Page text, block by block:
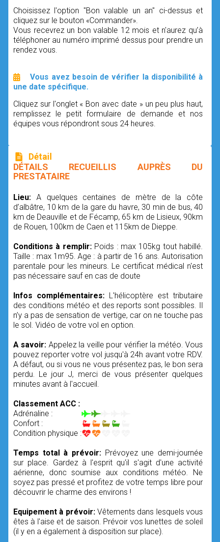
Choisissez l'option "Bon valable un an" ci-dessus et
cliquez sur le bouton «Commander».
Vous recevrez un bon valable 12 mois et n'aurez qu’à
téléphoner au numéro imprimé dessus pour prendre un
rendez vous.
Vous avez besoin de vérifier la disponibilité à
une date spécifique.
Cliquez sur l'onglet « Bon avec date » un peu plus haut,
remplissez le petit formulaire de demande et nos
équipes vous répondront sous 24 heures.
Détail
DÉTAILS RECUEILLIS AUPRÈS DU
PRESTATAIRE
Lieu: A quelques centaines de mètre de la côte
d’albâtre, 10 km de la gare du havre, 30 min de bus, 40
km de Deauville et de Fécamp, 65 km de Lisieux, 90km
de Rouen, 100km de Caen et 115km de Dieppe.
Conditions à remplir: Poids : max 105kg tout habillé.
Taille : max 1m95. Age : à partir de 16 ans. Autorisation
parentale pour les mineurs. Le certificat médical n'est
pas nécessaire sauf en cas de doute
Infos complémentaires: L'hélicoptère est tributaire
des conditions météo et des reports sont possibles. Il
n’y a pas de sensation de vertige, car on ne touche pas
le sol. Vidéo de votre vol en option.
A savoir: Appelez la veille pour vérifier la météo. Vous
pouvez reporter votre vol jusqu'à 24h avant votre RDV.
A défaut, ou si vous ne vous présentez pas, le bon sera
perdu. Le jour J, merci de vous présenter quelques
minutes avant à l'accueil.
Classement ACC :
Adrénaline :
Confort :
Condition physique :
Temps total à prévoir: Prévoyez une demi-journée
sur place. Gardez à l'esprit qu'il s'agit d'une activité
aérienne, donc soumise aux conditions météo. Ne
soyez pas pressé et profitez de votre temps libre pour
découvrir le charme des environs !
Equipement à prévoir: Vêtements dans lesquels vous
êtes à l'aise et de saison. Prévoir vos lunettes de soleil
(il y en a également à disposition sur place).